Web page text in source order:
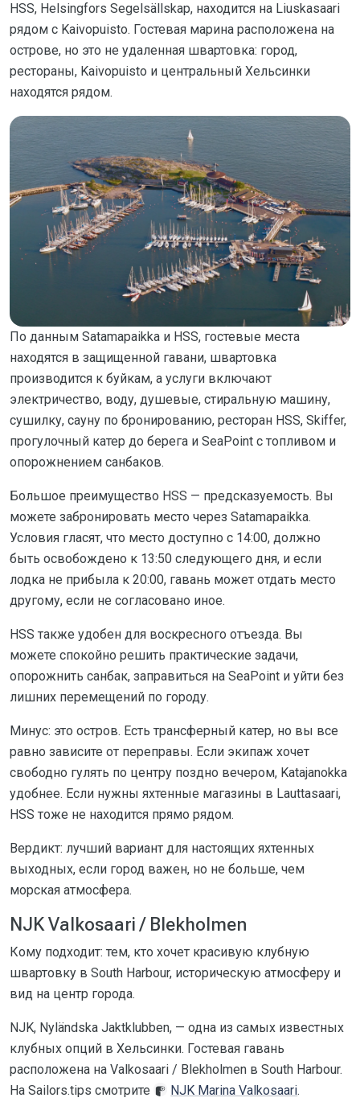
HSS, Helsingfors Segelsällskap, находится на Liuskasaari
рядом с Kaivopuisto. Гостевая марина расположена на
острове, но это не удаленная швартовка: город,
рестораны, Kaivopuisto и центральный Хельсинки
находятся рядом.
По данным Satamapaikka и HSS, гостевые места
находятся в защищенной гавани, швартовка
производится к буйкам, а услуги включают
электричество, воду, душевые, стиральную машину,
сушилку, сауну по бронированию, ресторан HSS, Skiffer,
прогулочный катер до берега и SeaPoint с топливом и
опорожнением санбаков.
Большое преимущество HSS — предсказуемость. Вы
можете забронировать место через Satamapaikka.
Условия гласят, что место доступно с 14:00, должно
быть освобождено к 13:50 следующего дня, и если
лодка не прибыла к 20:00, гавань может отдать место
другому, если не согласовано иное.
HSS также удобен для воскресного отъезда. Вы
можете спокойно решить практические задачи,
опорожнить санбак, заправиться на SeaPoint и уйти без
лишних перемещений по городу.
Минус: это остров. Есть трансферный катер, но вы все
равно зависите от переправы. Если экипаж хочет
свободно гулять по центру поздно вечером, Katajanokka
удобнее. Если нужны яхтенные магазины в Lauttasaari,
HSS тоже не находится прямо рядом.
Вердикт: лучший вариант для настоящих яхтенных
выходных, если город важен, но не больше, чем
морская атмосфера.
NJK Valkosaari / Blekholmen
Кому подходит: тем, кто хочет красивую клубную
швартовку в South Harbour, историческую атмосферу и
вид на центр города.
NJK, Nyländska Jaktklubben, — одна из самых известных
клубных опций в Хельсинки. Гостевая гавань
расположена на Valkosaari / Blekholmen в South Harbour.
На Sailors.tips смотрите
NJK Marina Valkosaari.